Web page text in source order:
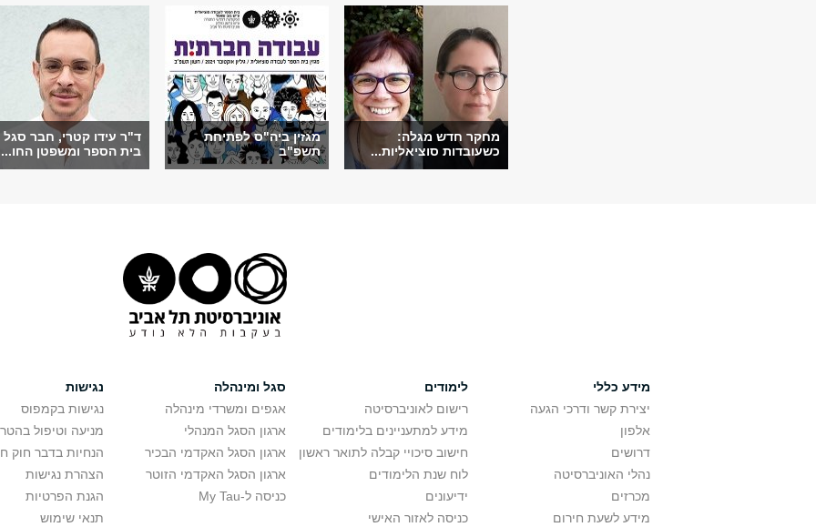
מחקר חדש מגלה:
כשעובדות סוציאליות...
מגזין ביה"ס לפתיחת
תשפ"ב
ד"ר עידו קטרי, חבר סגל
בית הספר ומשפטן החו...
מידע כללי
יצירת קשר ודרכי הגעה
אלפון
דרושים
נהלי האוניברסיטה
מכרזים
מידע לשעת חירום
לימודים
רישום לאוניברסיטה
מידע למתעניינים בלימודים
חישוב סיכויי קבלה לתואר ראשון
לוח שנת הלימודים
ידיעונים
כניסה לאזור האישי
סגל ומינהלה
אגפים ומשרדי מינהלה
ארגון הסגל המנהלי
ארגון הסגל האקדמי הבכיר
ארגון הסגל האקדמי הזוטר
כניסה ל-My Tau
נגישות
נגישות בקמפוס
מניעה וטיפול
הנחיות בדבר חוק
הצהרת נגישות
הגנת הפרטיות
תנאי שימוש